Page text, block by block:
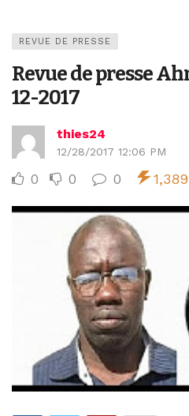
REVUE DE PRESSE
Revue de presse
12-2017
thies24
12/28/2017 12:06 PM
0 0 0 1,389